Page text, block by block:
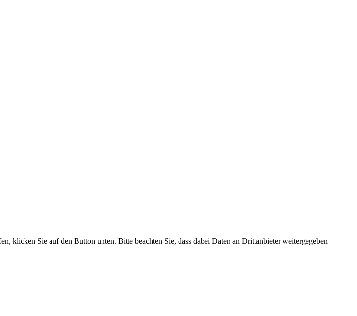
klicken Sie auf den Button unten. Bitte beachten Sie, dass dabei Daten an Drittanbieter weitergegeben